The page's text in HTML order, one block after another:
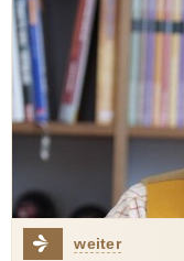
weiter